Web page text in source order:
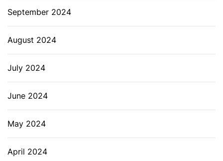
September 2024
August 2024
July 2024
June 2024
May 2024
April 2024